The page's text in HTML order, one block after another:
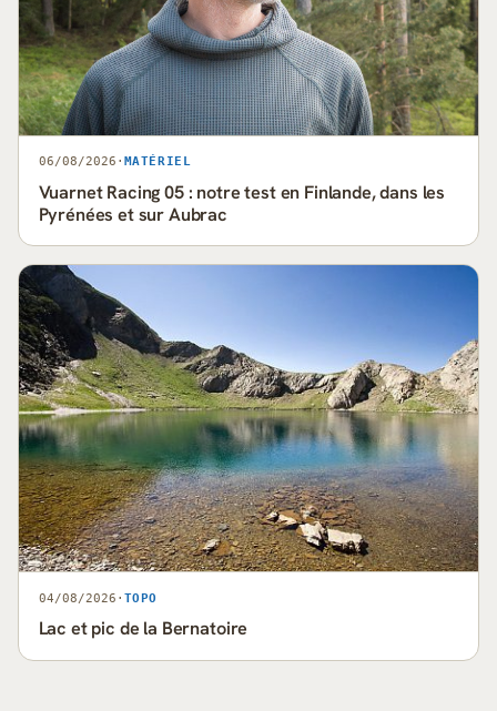
06/08/2026 · MATÉRIEL
Vuarnet Racing 05 : notre test en Finlande, dans les
Pyrénées et sur Aubrac
04/08/2026 · TOPO
Lac et pic de la Bernatoire